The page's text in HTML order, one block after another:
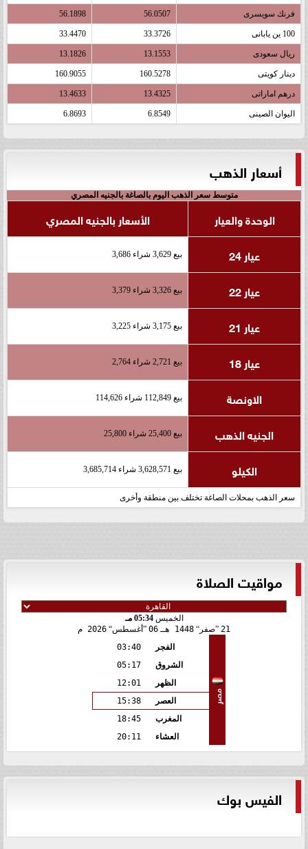
فرنك سويسرى 56.0507
56.1898
100 ين يابانى 33.3726
33.4470
ريال سعودى 13.1553
13.1826
دينار كويتى 160.5278
160.9055
درهم اماراتى 13.4325
13.4633
اليوان الصينى 6.8549
6.8693
أسعار الذهب
متوسط سعر الذهب اليوم بالصاغة بالجنيه المصري
الوحدة والعيار
الأسعار بالجنيه المصري
عيار 24
بيع 3,629 شراء 3,686
عيار 22 بيع 3,326 شراء 3,379
عيار 21 بيع 3,175 شراء 3,225
عيار 18 بيع 2,721 شراء 2,764
الاونصة بيع 112,849 شراء 114,626
الجنيه الذهب بيع 25,400 شراء 25,800
الكيلو بيع 3,628,571 شراء 3,685,714
سعر الذهب بمحلات الصاغة تختلف بين منطقة وأخرى
مواقيت الصلاة
الخميس05:34 مـ
21
صفر 1448 هـ 06 أغسطس 2026 م
مصر
الفجر
03:40
الشروق
05:17
الظهر
12:01
العصر
15:38
المغرب
18:45
العشاء
20:11
الفيس بوك